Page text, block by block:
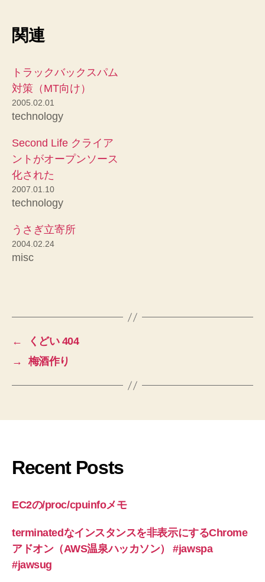
関連
トラックバックスパム
対策（MT向け）
2005.02.01
technology
Second Life クライア
ントがオープンソース
化された
2007.01.10
technology
うさぎ立寄所
2004.02.24
misc
←
くどい 404
→
梅酒作り
Recent Posts
EC2の/proc/cpuinfoメモ
terminatedなインスタンスを非表示にするChrome
アドオン（AWS温泉ハッカソン） #jawspa
#jawsug